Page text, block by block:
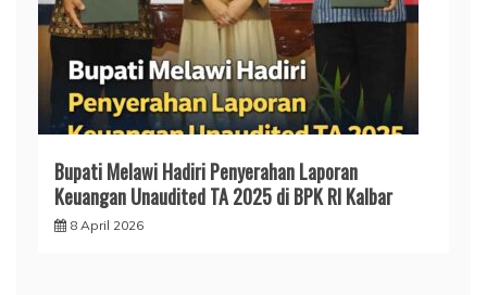
Bupati Melawi Hadiri Penyerahan Laporan
Keuangan Unaudited TA 2025 di BPK RI Kalbar
8 April 2026